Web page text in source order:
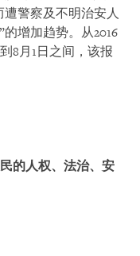
遭警察及不明治安人
增加趋势。从2016
8月1日之间，该报
的人权、法治、安